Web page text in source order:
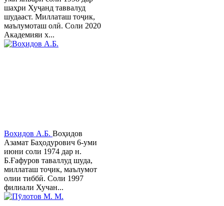
шаҳри Хуҷанд таввалуд
шудааст. Миллаташ тоҷик,
маълумоташ олӣ. Соли 2020
Академияи х...
Воҳидов А.Б. Воҳидов
Азамат Баҳодурович 6-уми
июни соли 1974 дар н.
Б.Ғафуров таваллуд шуда,
миллаташ тоҷик, маълумот
олии тиббӣ. Соли 1997
филиали Хучан...